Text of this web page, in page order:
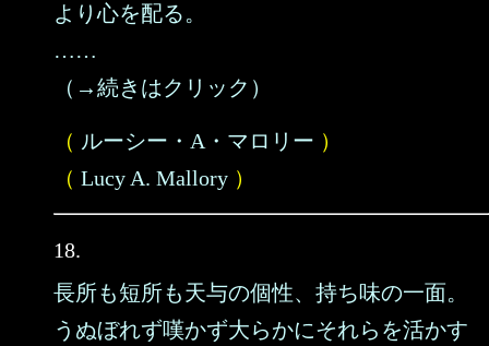
より心を配る。
……
（→続きはクリック）
（ ルーシー・A・マロリー ）
（ Lucy A. Mallory ）
18.
長所も短所も天与の個性、持ち味の一面。
うぬぼれず嘆かず大らかにそれらを活かす